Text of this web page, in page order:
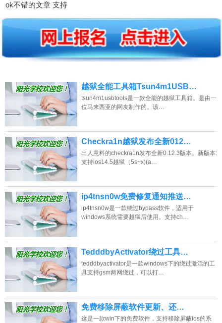
ok不错的文章 支持
越狱全能工具箱Tsun4m1USB…
tsun4m1usbtools是一款全能的越狱工具箱。是由一
位马来西亚的网友制作的。该…
Checkra1n越狱发布全新012…
出人意料的checkra1n发布全新0.12.3版本。新版本:
支持ios14.5越狱（5s~x)(a…
ip4tnsn0w免费修复通知推送…
ip4tnsn0w是一款绕过bypass软件，适用于
windows系统需要越狱后使用。支持ch…
TedddbyActivator绕过工具…
tedddbyactivator是一款windows下的绕过激活的工
具支持gsm两网绕过，可以打…
免费移除屏蔽软件更新、还…
这是一款win下的免费软件，支持移除屏蔽ios的系